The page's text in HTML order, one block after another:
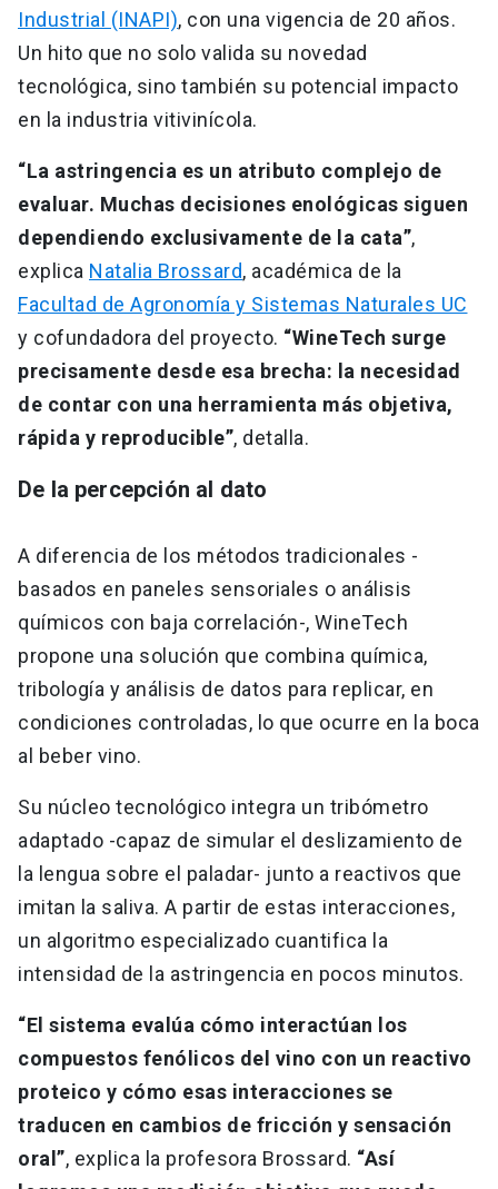
Industrial (INAPI), con una vigencia de 20 años.
Un hito que no solo valida su novedad
tecnológica, sino también su potencial impacto
en la industria vitivinícola.
“La astringencia es un atributo complejo de
evaluar. Muchas decisiones enológicas siguen
dependiendo exclusivamente de la cata”,
explica Natalia Brossard, académica de la
Facultad de Agronomía y Sistemas Naturales UC
y cofundadora del proyecto. “WineTech surge
precisamente desde esa brecha: la necesidad
de contar con una herramienta más objetiva,
rápida y reproducible”, detalla.
De la percepción al dato
A diferencia de los métodos tradicionales -
basados en paneles sensoriales o análisis
químicos con baja correlación-, WineTech
propone una solución que combina química,
tribología y análisis de datos para replicar, en
condiciones controladas, lo que ocurre en la boca
al beber vino.
Su núcleo tecnológico integra un tribómetro
adaptado -capaz de simular el deslizamiento de
la lengua sobre el paladar- junto a reactivos que
imitan la saliva. A partir de estas interacciones,
un algoritmo especializado cuantifica la
intensidad de la astringencia en pocos minutos.
“El sistema evalúa cómo interactúan los
compuestos fenólicos del vino con un reactivo
proteico y cómo esas interacciones se
traducen en cambios de fricción y sensación
oral”, explica la profesora Brossard. “Así